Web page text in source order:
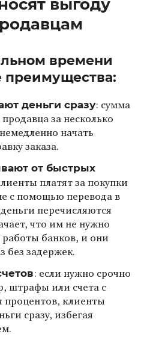
выгоду
времени
преимущества:
деньги сразу: сумма
продавца за несколько
начать
заказа.
от быстрых
платят за покупки
с помощью перевода в
перечисляются
что им не нужно
работы банков, и они
без задержек.
: если нужно срочно
штрафы или счета с
процентов, клиенты
сразу, избегая